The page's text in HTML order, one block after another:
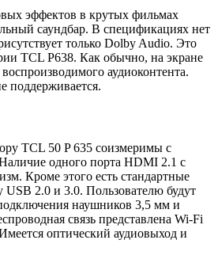
эффектов в крутых фильмах
саундбар. В спецификациях нет
только Dolby Audio. Это
TCL P638. Как обычно, на экране
аудиоконтента.
поддерживается.
TCL 50 P 635 соизмеримы с
одного порта HDMI 2.1 с
Кроме этого есть стандартные
USB 2.0 и 3.0. Пользователю будут
наушников 3,5 мм и
связь представлена Wi-Fi
оптический аудиовыход и